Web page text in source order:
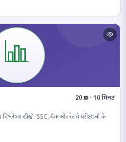
20 प्रश्न · 10 मिनट
सीखें। SSC, बैंक और रेलवे परीक्षाओं के